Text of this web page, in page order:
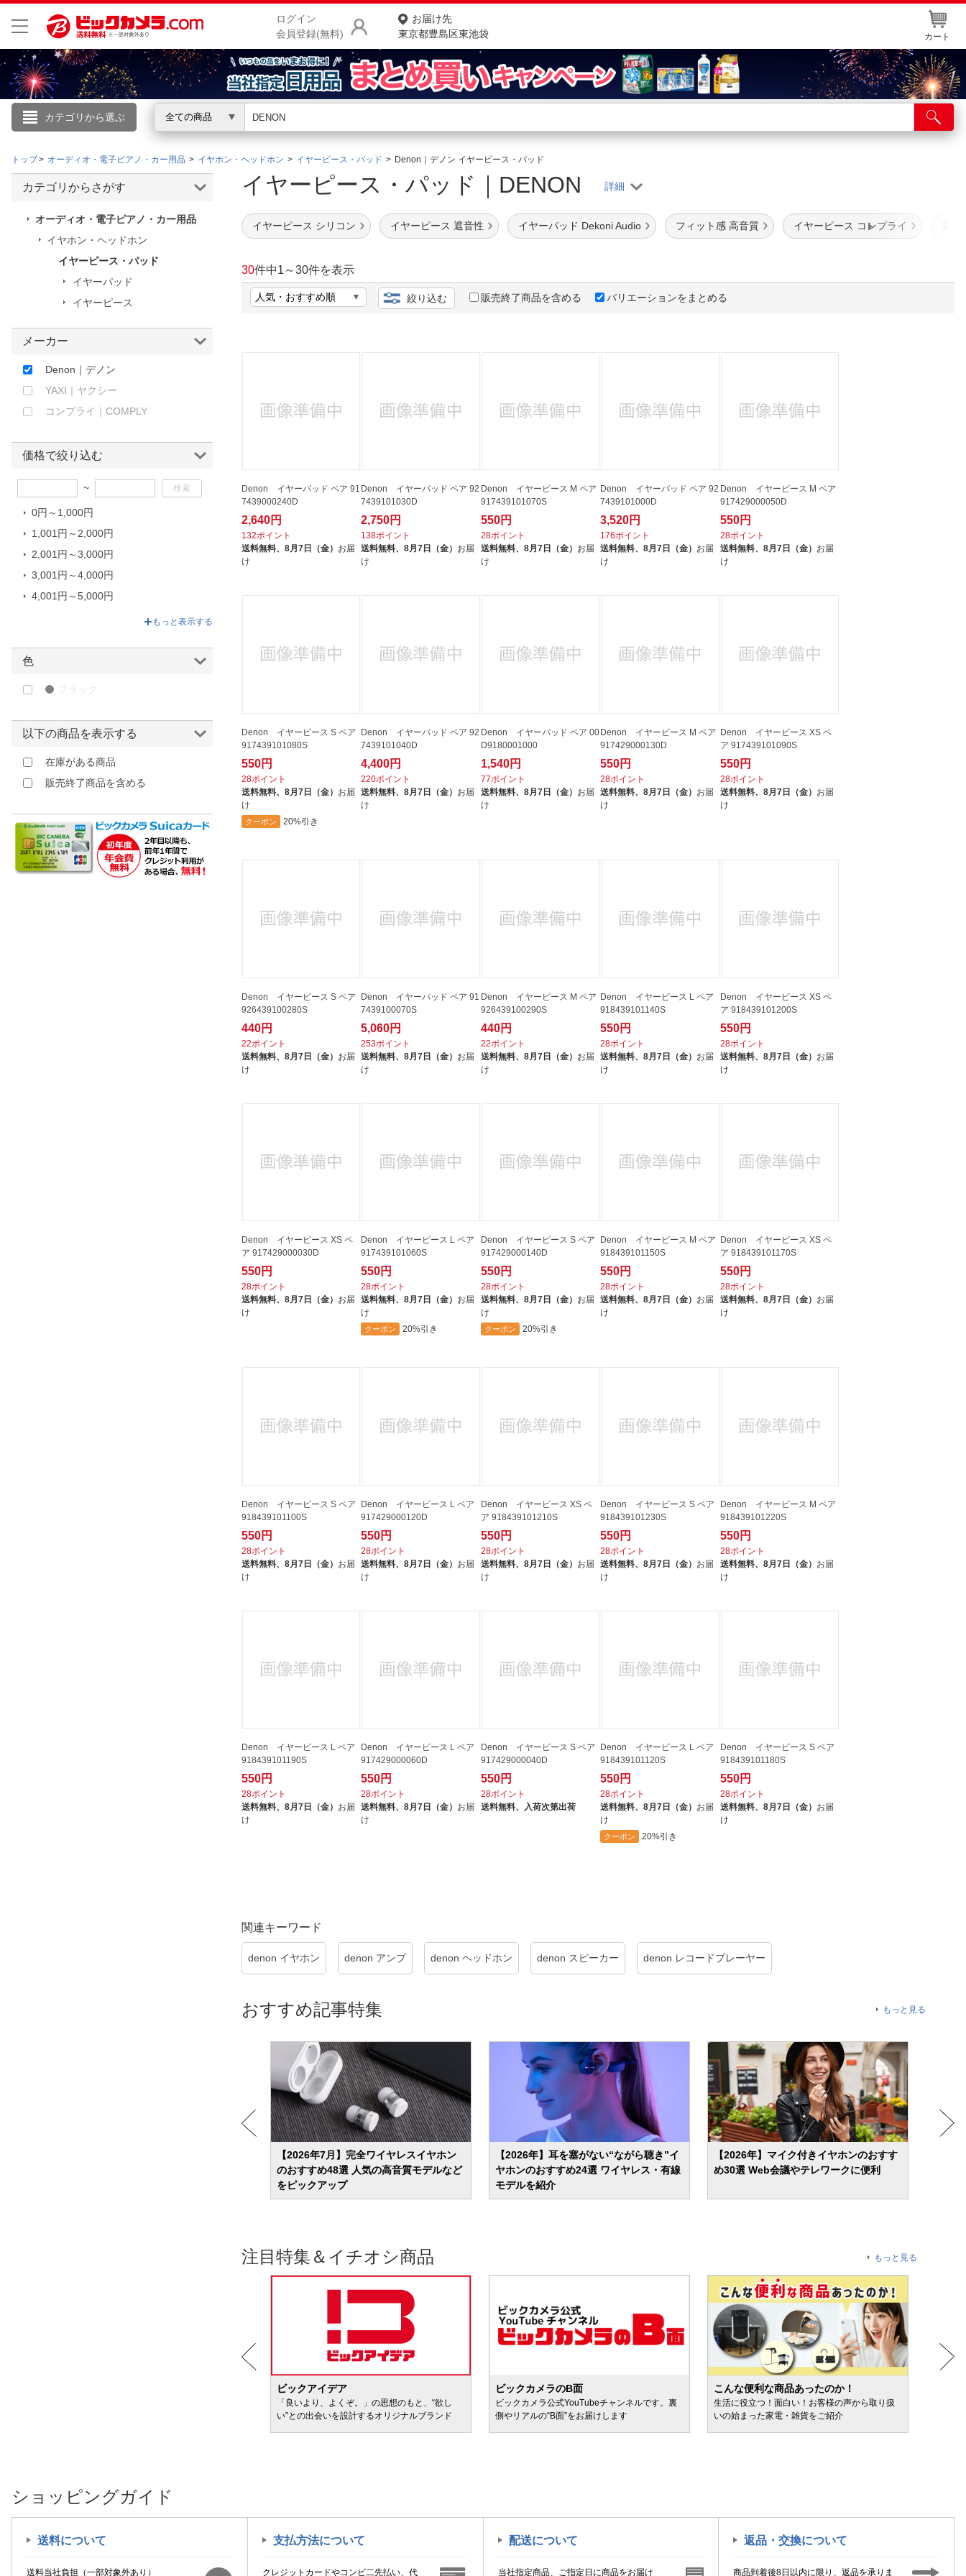
ログイン
会員登録(無料)
お届け先
東京都豊島区東池袋
カート
カテゴリから選ぶ 全ての商品
こんにちは
ログイン
会員メニュー
お買いもの履歴
ランキングからさがす
カテゴリ一覧からさがす
ご利用ガイド
ポイントカードWEB登録
店舗情報・店舗一覧
トップ オーディオ・電子ピアノ・カー用品 イヤホン・ヘッドホン イヤーピース・パッド Denon｜デノン イヤーピース・パッド
イヤーピース・パッド｜DENON
イヤーピース シリコン イヤーピース 遮音性 イヤーパッド Dekoni Audio フィット感 高音質 イヤーピース コンプライ
30件中1 ～30件を表示
絞り込む 販売終了商品を含める バリエーションをまとめる
Denon イヤーパッド ペア 91
7439000240D
2,640円
132ポイント
送料無料、 8月7日（金） お届
け
Denon イヤーパッド ペア 92
7439101030D
2,750円
138ポイント
送料無料、8月7日（金） お届
け
Denon イヤーピース M ペア
917439101070S
550円
28ポイント
送料無料、 8月7日（金） お届
け
Denon イヤーパッド ペア 92
7439101000D
3,520円
176ポイント
送料無料、8月7日（金） お届
け
Denon イヤーピース M ペア
917429000050D
550円
28ポイント
送料無料、 8月7日（金） お届
け
Denon イヤーピース S ペア
917439101080S
550円
28ポイント
送料無料、 8月7日（金） お届
け
クーポン 20%引き
Denon イヤーパッド ペア 92
7439101040D
4,400円
220ポイント
送料無料、8月7日（金） お届
け
Denon イヤーパッド ペア 00
D9180001000
1,540円
77ポイント
送料無料、 8月7日（金） お届
け
Denon イヤーピース M ペア
917429000130D
550円
28ポイント
送料無料、8月7日（金） お届
け
Denon イヤーピース XS ペ
ア 917439101090S
550円
28ポイント
送料無料、 8月7日（金） お届
け
Denon イヤーピース S ペア
926439100280S
440円
22ポイント
送料無料、 8月7日（金） お届
け
Denon イヤーパッド ペア 91
7439100070S
5,060円
253ポイント
送料無料、8月7日（金） お届
け
Denon イヤーピース M ペア
926439100290S
440円
22ポイント
送料無料、 8月7日（金） お届
け
Denon イヤーピース L ペア
918439101140S
550円
28ポイント
送料無料、8月7日（金） お届
け
Denon イヤーピース XS ペ
ア 918439101200S
550円
28ポイント
送料無料、 8月7日（金） お届
け
Denon イヤーピース XS ペ
ア 917429000030D
550円
28ポイント
送料無料、 8月7日（金） お届
け
Denon イヤーピース L ペア
917439101060S
550円
28ポイント
送料無料、8月7日（金） お届
け
クーポン 20%引き
Denon イヤーピース S ペア
917429000140D
550円
28ポイント
送料無料、 8月7日（金） お届
け
クーポン 20%引き
Denon イヤーピース M ペア
918439101150S
550円
28ポイント
送料無料、8月7日（金） お届
け
Denon イヤーピース XS ペ
ア 918439101170S
550円
28ポイント
送料無料、 8月7日（金） お届
け
Denon イヤーピース S ペア
918439101100S
550円
28ポイント
送料無料、 8月7日（金） お届
け
Denon イヤーピース L ペア
917429000120D
550円
28ポイント
送料無料、8月7日（金） お届
け
Denon イヤーピース XS ペ
ア 918439101210S
550円
28ポイント
送料無料、 8月7日（金） お届
け
Denon イヤーピース S ペア
918439101230S
550円
28ポイント
送料無料、8月7日（金） お届
け
Denon イヤーピース M ペア
918439101220S
550円
28ポイント
送料無料、 8月7日（金） お届
け
Denon イヤーピース L ペア
918439101190S
550円
28ポイント
送料無料、 8月7日（金） お届
け
Denon イヤーピース L ペア
917429000060D
550円
28ポイント
送料無料、8月7日（金） お届
け
Denon イヤーピース S ペア
917429000040D
550円
28ポイント
送料無料、 入荷次第出荷
Denon イヤーピース L ペア
918439101120S
550円
28ポイント
送料無料、8月7日（金） お届
け
クーポン 20%引き
Denon イヤーピース S ペア
918439101180S
550円
28ポイント
送料無料、 8月7日（金） お届
け
関連キーワード
denon イヤホン denon アンプ denon ヘッドホン denon スピーカー denon レコードプレーヤー
おすすめ記事特集 もっと見る
【2026年7月】完全ワイヤレスイヤホン
のおすすめ48選 人気の高音質モデルなど
をピックアップ
【2026年】耳を塞がない“ながら聴き”イ
ヤホンのおすすめ24選 ワイヤレス・有線
モデルを紹介
【2026年】マイク付きイヤホンのおすす
め30選 Web会議やテレワークに便利
注目特集＆イチオシ商品 もっと見る
ビックアイデア
「良いより、よくぞ。」の思想のもと、“欲し
い”との出会いを設計するオリジナルブランド
ビックカメラのB面
ビックカメラ公式YouTubeチャンネルです。裏
側やリアルの“B面”をお届けします
こんな便利な商品あったのか！
生活に役立つ！面白い！お客様の声から取り扱
いの始まった家電・雑貨をご紹介
カテゴリからさがす
オーディオ・電子ピアノ・カー用品
イヤホン・ヘッドホン
イヤーピース・パッド
イヤーパッド
イヤーピース
メーカー
Denon｜デノン
YAXI｜ヤクシー
コンプライ｜COMPLY
価格で絞り込む
~
0円～1,000円
1,001円～2,000円
2,001円～3,000円
3,001円～4,000円
4,001円～5,000円
もっと表示する
色
ブラック
以下の商品を表示する
在庫がある商品
販売終了商品を含める
ショッピングガイド
送料について
送料当社負担（一部対象外あり）
支払方法について
クレジットカードやコンビ二先払い、代
配送について
当社指定商品、ご指定日に商品をお届け
返品・交換について
商品到着後8日以内に限り、返品を承りま